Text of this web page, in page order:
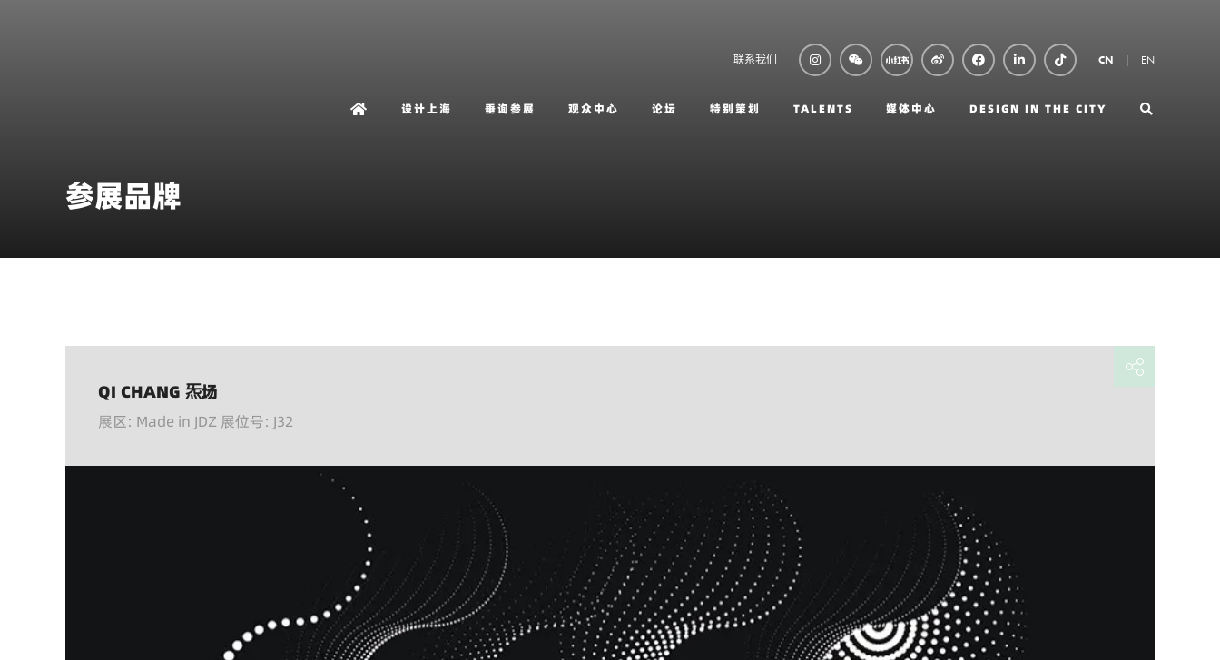
联系我们 CN EN
设计上海 垂询参展 观众中心 论坛 特别策划 TALENTS 媒体中心 DESIGN IN THE CITY
参展品牌
QI CHANG 炁场
展区: Made in JDZ 展位号: J32